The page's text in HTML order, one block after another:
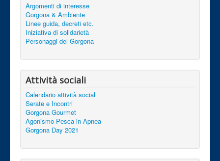
Argomenti di interesse
Gorgona & Ambiente
Linee guida, decreti etc.
Iniziativa di solidarietà
Personaggi del Gorgona
Attività sociali
Calendario attività sociali
Serate e Incontri
Gorgona Gourmet
Agonismo Pesca in Apnea
Gorgona Day 2021